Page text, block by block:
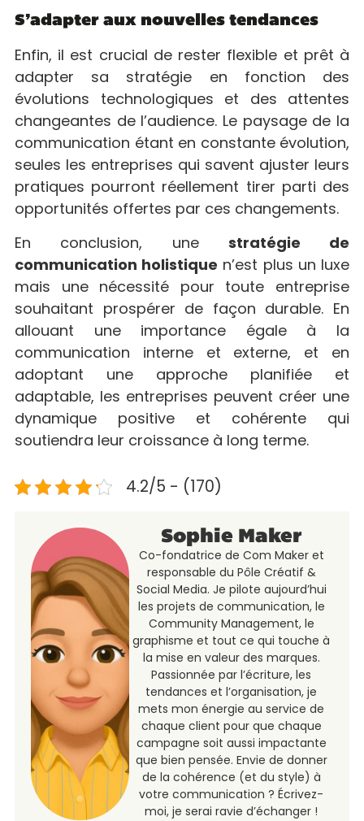
S’adapter aux nouvelles tendances
Enfin, il est crucial de rester flexible et prêt à
adapter sa stratégie en fonction des
évolutions technologiques et des attentes
changeantes de l’audience. Le paysage de la
communication étant en constante évolution,
seules les entreprises qui savent ajuster leurs
pratiques pourront réellement tirer parti des
opportunités offertes par ces changements.
En conclusion, une stratégie de
communication holistique n’est plus un luxe
mais une nécessité pour toute entreprise
souhaitant prospérer de façon durable. En
allouant une importance égale à la
communication interne et externe, et en
adoptant une approche planifiée et
adaptable, les entreprises peuvent créer une
dynamique positive et cohérente qui
soutiendra leur croissance à long terme.
4.2/5 - (170)
Sophie Maker
Co-fondatrice de Com Maker et
responsable du Pôle Créatif &
Social Media. Je pilote aujourd’hui
les projets de communication, le
Community Management, le
graphisme et tout ce qui touche à
la mise en valeur des marques.
Passionnée par l’écriture, les
tendances et l’organisation, je
mets mon énergie au service de
chaque client pour que chaque
campagne soit aussi impactante
que bien pensée. Envie de donner
de la cohérence (et du style) à
votre communication ? Écrivez-
moi, je serai ravie d’échanger !